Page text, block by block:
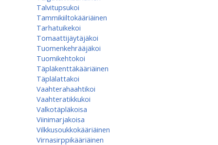
Talvitupsukoi
Tammikiiltokääriäinen
Tarhatuikekoi
Tomaattijäytäjäkoi
Tuomenkehrääjäkoi
Tuomikehtokoi
Täpläkenttäkääriäinen
Täplälattakoi
Vaahterahaahtikoi
Vaahteratikkukoi
Valkotäpläkoisa
Viinimarjakoisa
Vilkkusoukkokääriäinen
Virnasirppikääriäinen